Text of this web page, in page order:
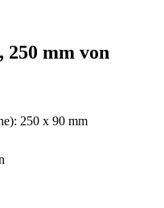
mm von
250 x 90 mm